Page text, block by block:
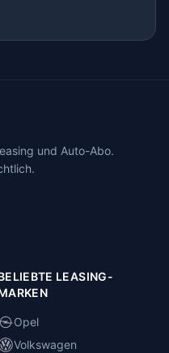
und Auto-Abo.
LEASING-
Opel
Volkswagen